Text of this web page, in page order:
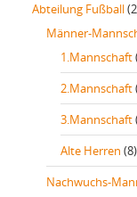
Abteilung Fußball
Männer-
1.Mannschaft
2.Mannschaft
3.Mannschaft
Alte Herren (8)
Nachwuchs-